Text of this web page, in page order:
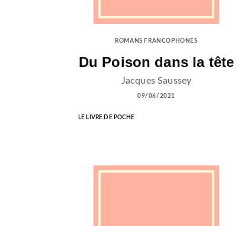
ROMANS FRANCOPHONES
Du Poison dans la tête
Jacques Saussey
09/06/2021
LE LIVRE DE POCHE